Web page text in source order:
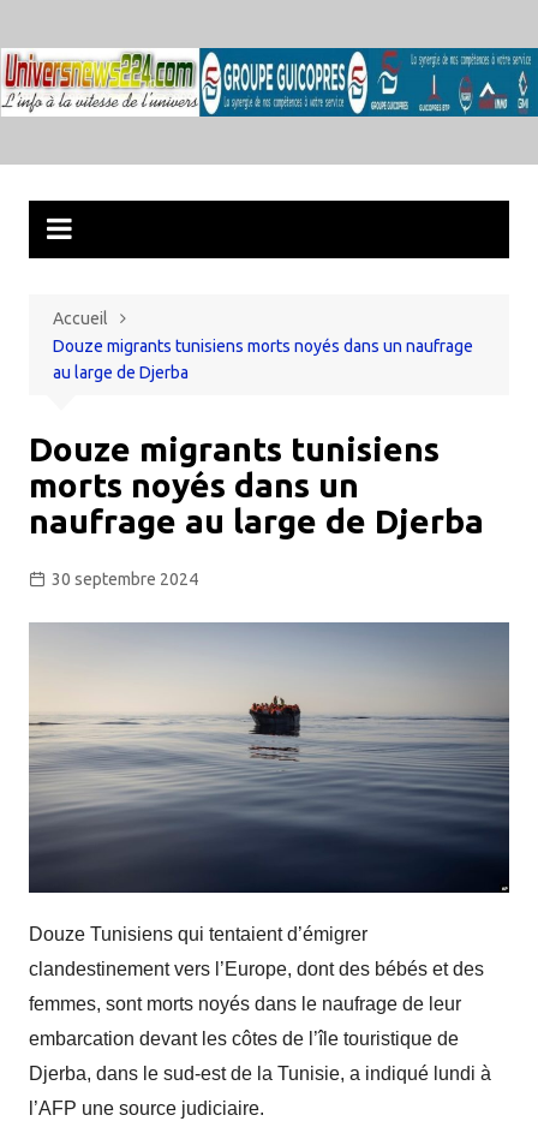
au
contenu
Accueil
Douze migrants tunisiens morts noyés dans un naufrage
au large de Djerba
Douze migrants tunisiens
morts noyés dans un
naufrage au large de Djerba
30 septembre 2024
Douze Tunisiens qui tentaient d’émigrer
clandestinement vers l’Europe, dont des bébés et des
femmes, sont morts noyés dans le naufrage de leur
embarcation devant les côtes de l’île touristique de
Djerba, dans le sud-est de la Tunisie, a indiqué lundi à
l’AFP une source judiciaire.